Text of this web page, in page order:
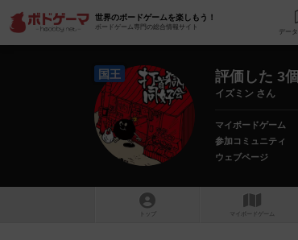
世界のボードゲームを楽しもう！
ボードゲーム専門の総合情報サイト
国王 評価した 3個
イズミン さん
マイボードゲーム
参加コミュニティ
ウェブページ
トップ マイボードゲーム